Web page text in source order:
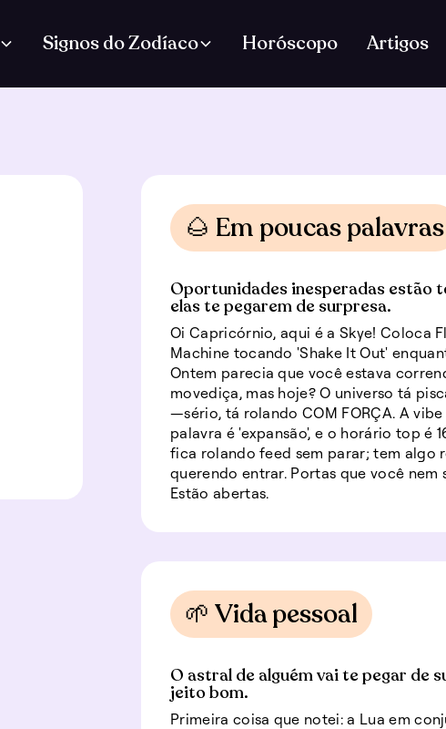
Signos do Zodíaco Horóscopo Artigos
🌰 Em poucas palavras
Oportunidades inesperadas estão
elas te pegarem de surpresa.
Oi Capricórnio, aqui é a Skye! Coloca
Machine tocando 'Shake It Out'
Ontem parecia que você estava
movediça, mas hoje? O universo tá
—sério, tá rolando COM FORÇA. A vibe
palavra é 'expansão', e o horário top é
fica rolando feed sem parar; tem algo
querendo entrar. Portas que você nem
Estão abertas.
🌱 Vida pessoal
O astral de alguém vai te pegar de
jeito bom.
Primeira coisa que notei: a Lua em